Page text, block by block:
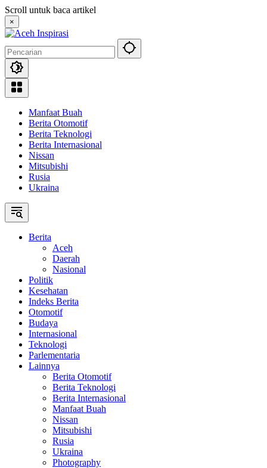
Langsung
ke
konten
Scroll untuk baca artikel
×
Manfaat Buah
Berita Otomotif
Berita Teknologi
Berita Internasional
Nissan
Mitsubishi
Rusia
Ukraina
Berita
Aceh
Daerah
Nasional
Politik
Kesehatan
Indeks Berita
Otomotif
Budaya
Internasional
Teknologi
Parlementaria
Lainnya
Berita Otomotif
Berita Teknologi
Berita Internasional
Manfaat Buah
Nissan
Mitsubishi
Rusia
Ukraina
Photography